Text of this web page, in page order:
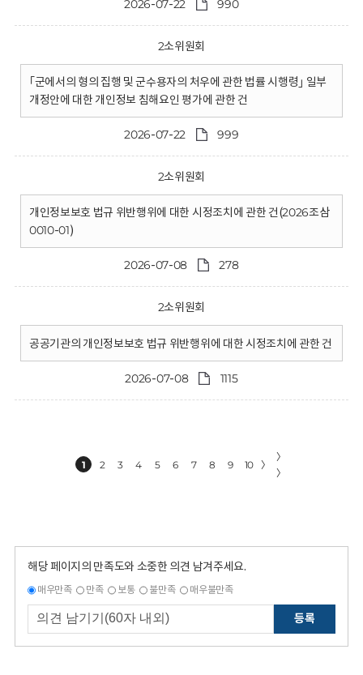
2026-07-22 990
2소위원회
｢군에서의 형의 집행 및 군수용자의 처우에 관한 법률 시행령｣ 일부
개정안에 대한 개인정보 침해요인 평가에 관한 건
2026-07-22 999
2소위원회
개인정보보호 법규 위반행위에 대한 시정조치에 관한 건(2026조삼
0010-01)
2026-07-08 278
2소위원회
공공기관의 개인정보보호 법규 위반행위에 대한 시정조치에 관한 건
2026-07-08 1115
1 2 3 4 5 6 7 8 9 10 〉
〉
〉
해당 페이지의 만족도와 소중한 의견 남겨주세요.
매우만족 만족 보통 불만족 매우불만족
등록